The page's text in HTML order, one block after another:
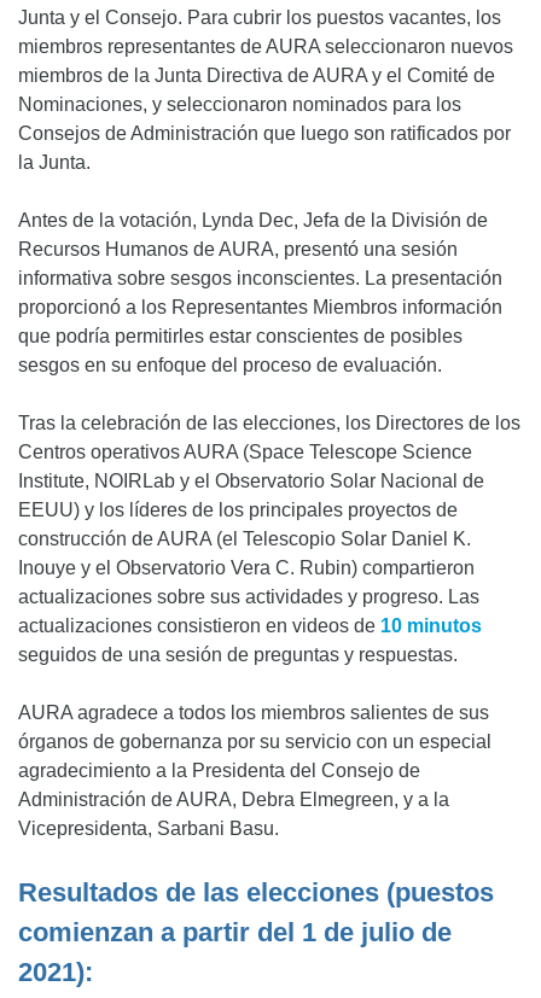
Junta y el Consejo. Para cubrir los puestos vacantes, los
miembros representantes de AURA seleccionaron nuevos
miembros de la Junta Directiva de AURA y el Comité de
Nominaciones, y seleccionaron nominados para los
Consejos de Administración que luego son ratificados por
la Junta.
Antes de la votación, Lynda Dec, Jefa de la División de
Recursos Humanos de AURA, presentó una sesión
informativa sobre sesgos inconscientes. La presentación
proporcionó a los Representantes Miembros información
que podría permitirles estar conscientes de posibles
sesgos en su enfoque del proceso de evaluación.
Tras la celebración de las elecciones, los Directores de los
Centros operativos AURA (Space Telescope Science
Institute, NOIRLab y el Observatorio Solar Nacional de
EEUU) y los líderes de los principales proyectos de
construcción de AURA (el Telescopio Solar Daniel K.
Inouye y el Observatorio Vera C. Rubin) compartieron
actualizaciones sobre sus actividades y progreso. Las
actualizaciones consistieron en videos de 10 minutos
seguidos de una sesión de preguntas y respuestas.
AURA agradece a todos los miembros salientes de sus
órganos de gobernanza por su servicio con un especial
agradecimiento a la Presidenta del Consejo de
Administración de AURA, Debra Elmegreen, y a la
Vicepresidenta, Sarbani Basu.
Resultados de las elecciones (puestos
comienzan a partir del 1 de julio de
2021):